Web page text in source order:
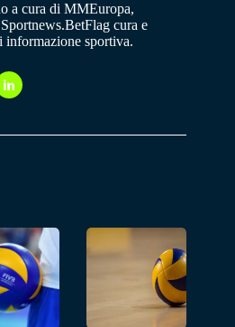
a cura di MMEuropa,
cura e
informazione sportiva.